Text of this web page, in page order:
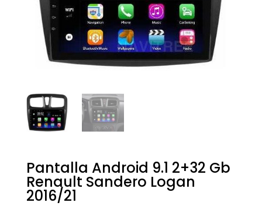
Pantalla Android 9.1 2+32 Gb
Renault Sandero Logan
2016/21